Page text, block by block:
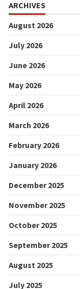
ARCHIVES
August 2026
July 2026
June 2026
May 2026
April 2026
March 2026
February 2026
January 2026
December 2025
November 2025
October 2025
September 2025
August 2025
July 2025